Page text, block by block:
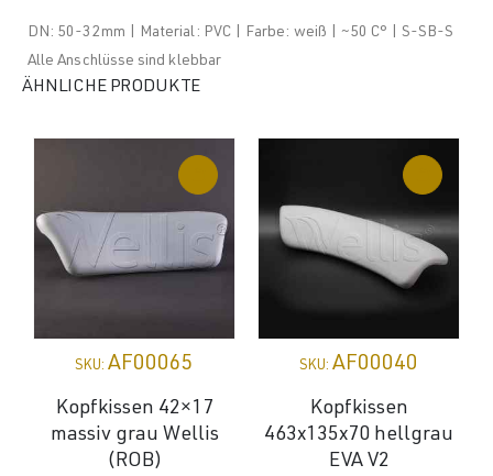
DN: 50-32mm | Material: PVC | Farbe: weiß | ~50 C° | S-SB-S
Alle Anschlüsse sind klebbar
ÄHNLICHE PRODUKTE
SKU: AF00065
Kopfkissen 42×17
massiv grau Wellis
(ROB)
SKU: AF00040
Kopfkissen
463x135x70 hellgrau
EVA V2